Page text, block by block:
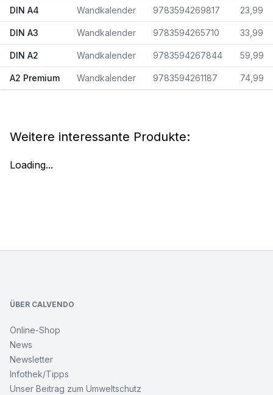
DIN A4 Wandkalender 9783594269817 23,99
DIN A3 Wandkalender 9783594265710 33,99
DIN A2 Wandkalender 9783594267844 59,99
A2 Premium Wandkalender 9783594261187 74,99
Weitere interessante Produkte:
Loading...
ÜBER CALVENDO
Online-Shop
News
Newsletter
Infothek/Tipps
Unser Beitrag zum Umweltschutz